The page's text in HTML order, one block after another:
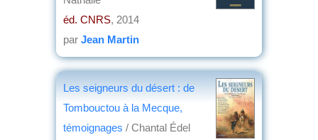
éd. CNRS, 2014
par Jean Martin
Les seigneurs du désert : de
Tombouctou à la Mecque,
témoignages / Chantal Édel